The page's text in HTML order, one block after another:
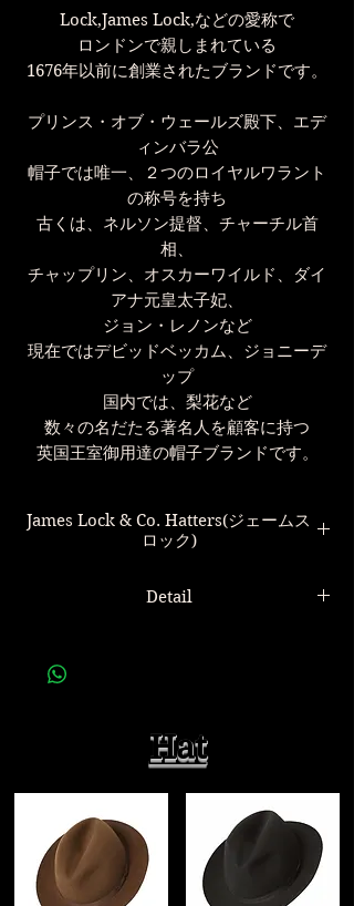
Lock,James Lock,などの愛称で
ロンドンで親しまれている
1676年以前に創業されたブランドです。
プリンス・オブ・ウェールズ殿下、エデ
ィンバラ公
帽子では唯一、２つのロイヤルワラント
の称号を持ち
古くは、ネルソン提督、チャーチル首
相、
チャップリン、オスカーワイルド、ダイ
アナ元皇太子妃、
ジョン・レノンなど
現在ではデビッドベッカム、ジョニーデ
ップ
国内では、梨花など
数々の名だたる著名人を顧客に持つ
英国王室御用達の帽子ブランドです。
James Lock & Co. Hatters(ジェームス
ロック)
世界最古の歴史を誇る帽子店
Donald Sinden,John Lennon,
数々の著名人が愛用し
1676年以前から300年以上の歴史を誇る
ロンドンの帽子ブランドです。
Detail
James Lock & Co. Atlantic Trilby Green
素材
表：ラビットフェルト100%
ブリム(つば) クラウン(高さ) リボン幅
56 5.4cm 11.5cm 4cm
Hat